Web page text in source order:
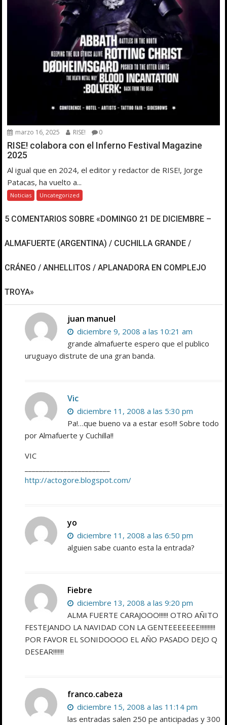
marzo 16, 2025 RISE! 0
RISE! colabora con el Inferno Festival Magazine
2025
Al igual que en 2024, el editor y redactor de RISE!, Jorge
Patacas, ha vuelto a...
Noticias Uncategorized
5 COMENTARIOS SOBRE «DOMINGO 21 DE DICIEMBRE –
ALMAFUERTE (ARGENTINA) / CUCHILLA GRANDE /
CRÁNEO / ANHELLITOS / APLANADORA EN COMPLEJO
TROYA»
juan manuel
diciembre 9, 2008 a las 10:21 am
grande almafuerte espero que el publico
uruguayo distrute de una gran banda.
Vic
diciembre 11, 2008 a las 5:30 pm
Pa!…que bueno va a estar eso!!! Sobre todo
por Almafuerte y Cuchilla!!
VIC
http://actogore.blogspot.com/
yo
diciembre 11, 2008 a las 6:50 pm
alguien sabe cuanto esta la entrada?
Fiebre
diciembre 13, 2008 a las 9:20 pm
ALMA FUERTE CARAJOOO!!!!!! OTRO AÑITO
FESTEJANDO LA NAVIDAD CON LA GENTEEEEEEE!!!!!!!!!!
POR FAVOR EL SONIDOOOO EL AÑO PASADO DEJO Q
DESEAR!!!!!!!
franco.cabeza
diciembre 15, 2008 a las 11:14 pm
las entradas salen 250 pe anticipadas y 300